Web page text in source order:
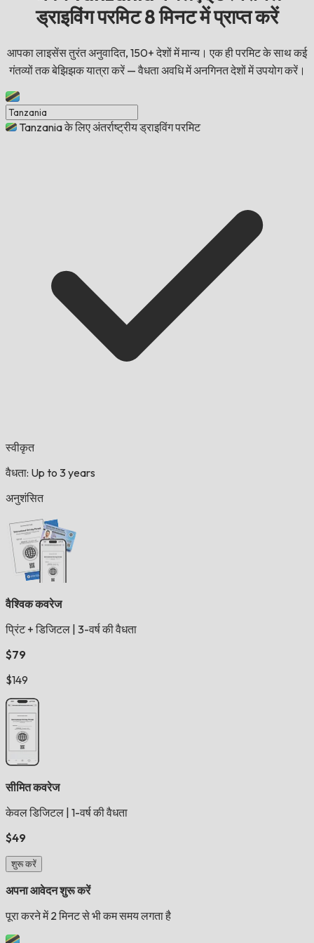
ड्राइविंग परमिट 8 मिनट में प्राप्त करें
आपका लाइसेंस तुरंत अनुवादित, 150+ देशों में मान्य। एक ही परमिट के साथ कई
गंतव्यों तक बेझिझक यात्रा करें — वैधता अवधि में अनगिनत देशों में उपयोग करें।
Tanzania के लिए अंतर्राष्ट्रीय ड्राइविंग परमिट
स्वीकृत
वैधता: Up to 3 years
अनुशंसित
वैश्विक कवरेज
प्रिंट + डिजिटल 3-वर्ष की वैधता
$79
$149
सीमित कवरेज
केवल डिजिटल 1-वर्ष की वैधता
$49
शुरू करें
अपना आवेदन शुरू करें
पूरा करने में 2 मिनट से भी कम समय लगता है